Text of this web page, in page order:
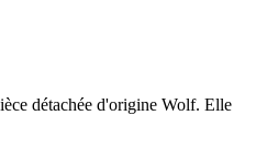
détachée d'origine Wolf. Elle